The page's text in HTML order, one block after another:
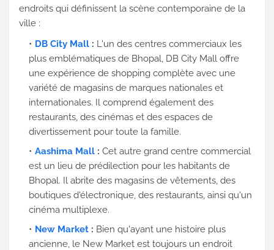
endroits qui définissent la scène contemporaine de la
ville :
DB City Mall : L'un des centres commerciaux les
plus emblématiques de Bhopal, DB City Mall offre
une expérience de shopping complète avec une
variété de magasins de marques nationales et
internationales. Il comprend également des
restaurants, des cinémas et des espaces de
divertissement pour toute la famille.
Aashima Mall : Cet autre grand centre commercial
est un lieu de prédilection pour les habitants de
Bhopal. Il abrite des magasins de vêtements, des
boutiques d'électronique, des restaurants, ainsi qu'un
cinéma multiplexe.
New Market : Bien qu'ayant une histoire plus
ancienne, le New Market est toujours un endroit